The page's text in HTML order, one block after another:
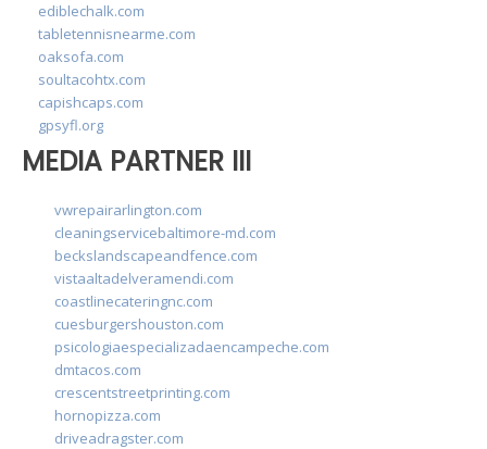
ediblechalk.com
tabletennisnearme.com
oaksofa.com
soultacohtx.com
capishcaps.com
gpsyfl.org
MEDIA PARTNER III
vwrepairarlington.com
cleaningservicebaltimore-md.com
beckslandscapeandfence.com
vistaaltadelveramendi.com
coastlinecateringnc.com
cuesburgershouston.com
psicologiaespecializadaencampeche.com
dmtacos.com
crescentstreetprinting.com
hornopizza.com
driveadragster.com